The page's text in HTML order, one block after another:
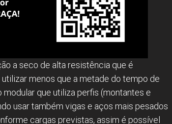
a seco de alta resistência que é
menos que a metade do tempo de
que utiliza perfis (montantes e
usar também vigas e aços mais pesados
cargas previstas, assim é possível